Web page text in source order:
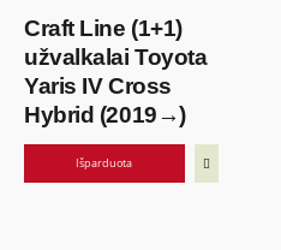
Craft Line (1+1)
užvalkalai Toyota
Yaris IV Cross
Hybrid (2019→)
Išparduota